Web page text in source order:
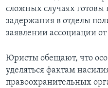
сложных случаях готовы
задержания в отделы
заявлении ассоциации
Юристы обещают, что
уделяться фактам
правоохранительных